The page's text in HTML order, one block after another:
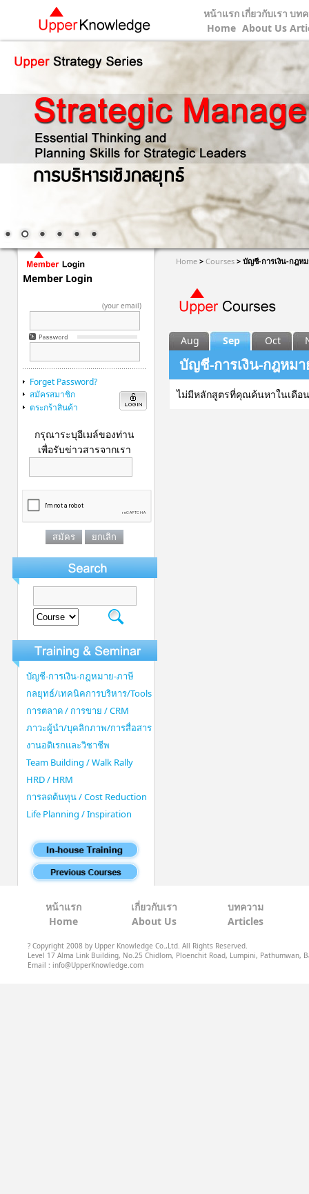
หน้าแรก
Home
เกี่ยวกับเรา
About Us
บท
Member Login
(your email)
Forget Password?
สมัครสมาชิก
ตระกร้าสินค้า
กรุณาระบุอีเมล์ของท่าน
เพื่อรับข่าวสารจากเรา
บัญชี-การเงิน-กฎหมาย-ภาษี
กลยุทธ์/เทคนิคการบริหาร/Tools
การตลาด / การขาย / CRM
ภาวะผู้นำ/บุคลิกภาพ/การสื่อสาร
งานอดิเรกและวิชาชีพ
Team Building / Walk Rally
HRD / HRM
การลดต้นทุน / Cost Reduction
Life Planning / Inspiration
Home > Courses > บัญชี-การเงิน-กฎห
Aug Sep Oct
บัญชี-การเงิน-กฎหม
ไม่มีหลักสูตรที่คุณค้นหาในเดือ
หน้าแรก
Home
เกี่ยวกับเรา
About Us
บทความ
Articles
? Copyright 2008 by Upper Knowledge Co.,Ltd. All Rights Reserved.
Level 17 Alma Link Building, No.25 Chidlom, Ploenchit Road, Lumpini, Pathumwan,
Email : info@UpperKnowledge.com